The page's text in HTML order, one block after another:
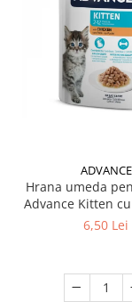
ADVANCE
Hrana umeda
Advance Kitten
6,50 Lei